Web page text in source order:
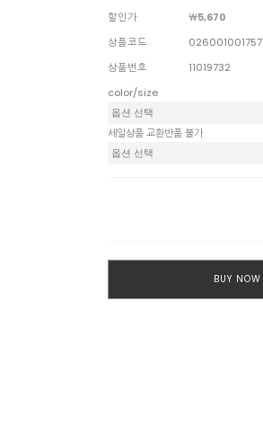
할인가
￦5,670
상품코드
026001001757
상품번호
11019732
color/size
세일상품 교환반품 불가
BUY NOW